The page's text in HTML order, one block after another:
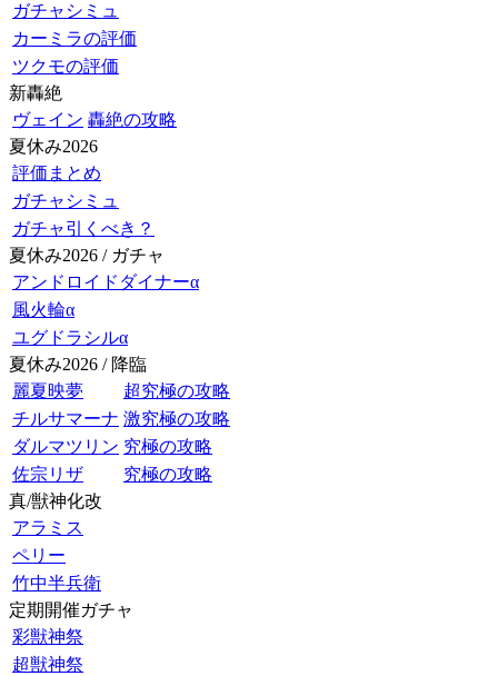
ガチャシミュ
カーミラの評価
ツクモの評価
新轟絶
ヴェイン 轟絶の攻略
夏休み2026
評価まとめ
ガチャシミュ
ガチャ引くべき？
夏休み2026 / ガチャ
アンドロイドダイナーα
風火輪α
ユグドラシルα
夏休み2026 / 降臨
麗夏映夢
超究極の攻略
チルサマーナ 激究極の攻略
ダルマツリン 究極の攻略
佐宗リザ
究極の攻略
真/獣神化改
アラミス
ペリー
竹中半兵衛
定期開催ガチャ
彩獣神祭
超獣神祭